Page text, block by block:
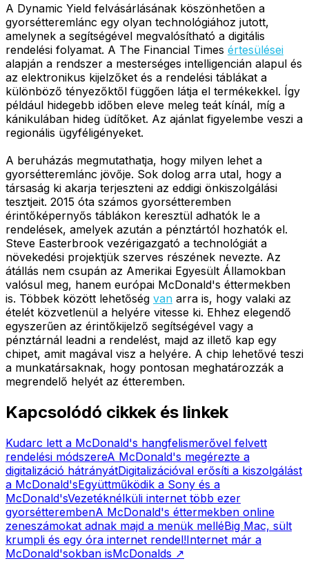
A Dynamic Yield felvásárlásának köszönhetően a
gyorsétteremlánc egy olyan technológiához jutott,
amelynek a segítségével megvalósítható a digitális
rendelési folyamat. A The Financial Times értesülései
alapján a rendszer a mesterséges intelligencián alapul és
az elektronikus kijelzőket és a rendelési táblákat a
különböző tényezőktől függően látja el termékekkel. Így
például hidegebb időben eleve meleg teát kínál, míg a
kánikulában hideg üdítőket. Az ajánlat figyelembe veszi a
regionális ügyféligényeket.
A beruházás megmutathatja, hogy milyen lehet a
gyorsétteremlánc jövője. Sok dolog arra utal, hogy a
társaság ki akarja terjeszteni az eddigi önkiszolgálási
tesztjeit. 2015 óta számos gyorsétteremben
érintőképernyős táblákon keresztül adhatók le a
rendelések, amelyek azután a pénztártól hozhatók el.
Steve Easterbrook vezérigazgató a technológiát a
növekedési projektjük szerves részének nevezte. Az
átállás nem csupán az Amerikai Egyesült Államokban
valósul meg, hanem európai McDonald's éttermekben
is. Többek között lehetőség van arra is, hogy valaki az
ételét közvetlenül a helyére vitesse ki. Ehhez elegendő
egyszerűen az érintőkijelző segítségével vagy a
pénztárnál leadni a rendelést, majd az illető kap egy
chipet, amit magával visz a helyére. A chip lehetővé teszi
a munkatársaknak, hogy pontosan meghatározzák a
megrendelő helyét az étteremben.
Kapcsolódó cikkek és linkek
Kudarc lett a McDonald's hangfelismerővel felvett
rendelési módszereA McDonald's megérezte a
digitalizáció hátrányátDigitalizációval erősíti a kiszolgálást
a McDonald'sEgyüttműködik a Sony és a
McDonald'sVezetéknélküli internet több ezer
gyorsétterembenA McDonald's éttermekben online
zeneszámokat adnak majd a menük melléBig Mac, sült
krumpli és egy óra internet rendel!Internet már a
McDonald'sokban isMcDonalds ↗